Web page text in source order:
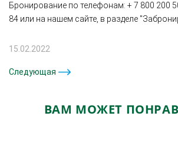
Бронирование по телефонам: + 7 800 200
84 или на нашем сайте, в разделе
15.02.2022
Следующая
ВАМ МОЖЕТ